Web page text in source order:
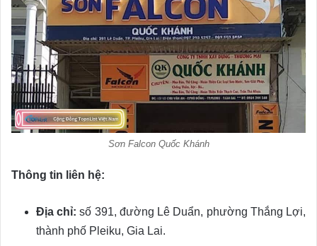
Sơn Falcon Quốc Khánh
Thông tin liên hệ:
Địa chỉ: số 391, đường Lê Duẩn, phường Thắng Lợi,
thành phố Pleiku, Gia Lai.